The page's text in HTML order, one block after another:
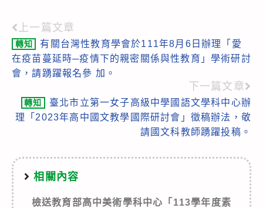
Read
more
articles
上一篇文章
轉知
有關台灣性教育學會於111年8月6日辦理「愛
在疫苗蔓延時─疫情下的親密關係與性教育」學術研討
會，請踴躍報名參 加。
下一篇文章
轉知
臺北市立第一女子高級中學國語文學科中心辦
理「2023年高中國文教學國際研討會」徵稿辦法，敬
請國文科教師踴躍投稿。
相關內容
檢送教育部高中美術學科中心「113學年度素